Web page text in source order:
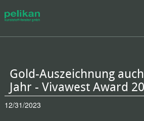
Gold-Auszeichnung
Jahr - Vivawest Award
12/31/2023